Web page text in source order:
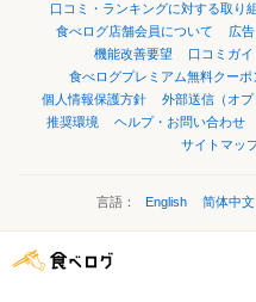
口コミ・ランキングに対する取り
食べログ店舗会員について
広
機能改善要望
口コミガ
食べログプレミアム無料クーポ
個人情報保護方針
外部送信（オプ
推奨環境
ヘルプ・お問い合わせ
サイトマッ
言語： English 简体中文